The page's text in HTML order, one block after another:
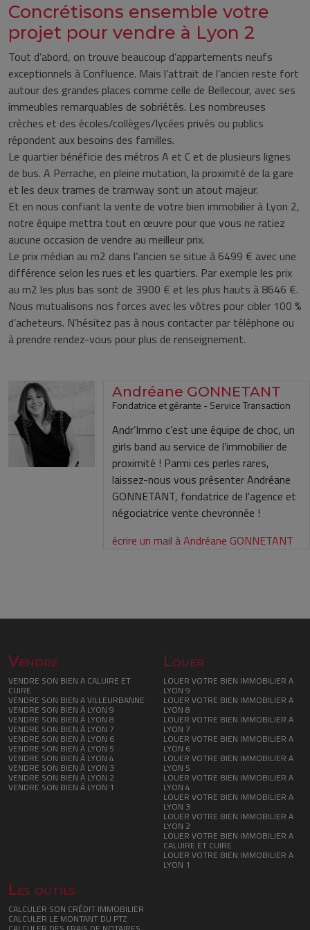
Concrétisons ensemble votre
projet pour vendre à Lyon 2
Tout d’abord, on trouve beaucoup d’appartements neufs
exceptionnels à Confluence. Mais l’attrait de l’ancien reste fort
autour des grandes places comme celle de Bellecour, avec ses
immeubles remarquables de sobriétés. Les nombreuses
crèches et des écoles/collèges/lycées privés ou publics
répondent aux besoins des familles.
Le quartier bénéficie des métros A et C et de plusieurs lignes
de bus. A Perrache, en pleine mutation, la proximité de la gare
et les deux trames de tramway sont un atout majeur.
Et en nous confiant la vente de votre bien immobilier à Lyon 2,
notre équipe mettra tout en œuvre pour que vous ne ratiez
aucune occasion de vendre au meilleur prix.
Le prix médian au m2 dans l’ancien se situe à 6499 € avec une
différence selon les rues et les quartiers. Par exemple les prix
au m2 les plus bas sont de 3900 € et les plus hauts à 8646 €.
Nous mutualisons nos forces avec les vôtres pour cibler 100 %
d’acheteurs. N’hésitez pas à nous contacter par téléphone ou
à prendre rendez-vous pour plus de renseignement.
Andréane GONNETANT
Fondatrice et gérante - Service Transaction
Andr’Immo c’est une équipe de choc, un
girls band au service de l’immobilier de
proximité ! Parmi ces perles rares,
laissez-nous vous présenter Andréane
GONNETANT, fondatrice de l'agence et
négociatrice vente chevronnée !
écrire un mail à Andréane GONNETANT
Vendre
VENDRE SON BIEN A CALUIRE ET
CUIRE
VENDRE SON BIEN A VILLEURBANNE
VENDRE SON BIEN À LYON 9
VENDRE SON BIEN À LYON 8
VENDRE SON BIEN À LYON 7
VENDRE SON BIEN À LYON 6
VENDRE SON BIEN À LYON 5
VENDRE SON BIEN À LYON 4
VENDRE SON BIEN À LYON 3
VENDRE SON BIEN À LYON 2
VENDRE SON BIEN À LYON 1
Louer
LOUER VOTRE BIEN IMMOBILIER A
LYON 9
LOUER VOTRE BIEN IMMOBILIER A
LYON 8
LOUER VOTRE BIEN IMMOBILIER A
LYON 7
LOUER VOTRE BIEN IMMOBILIER A
LYON 6
LOUER VOTRE BIEN IMMOBILIER A
LYON 5
LOUER VOTRE BIEN IMMOBILIER A
LYON 4
LOUER VOTRE BIEN IMMOBILIER A
LYON 3
LOUER VOTRE BIEN IMMOBILIER A
LYON 2
LOUER VOTRE BIEN IMMOBILIER A
CALUIRE ET CUIRE
LOUER VOTRE BIEN IMMOBILIER A
LYON 1
Les outils
CALCULER SON CRÉDIT IMMOBILIER
CALCULER LE MONTANT DU PTZ